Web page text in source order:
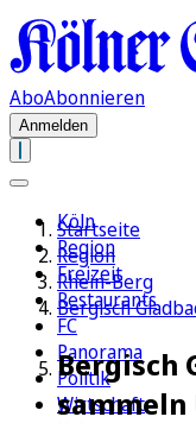
AboAbonnieren
Anmelden
Köln
Region
Freizeit
Restaurants
FC
Panorama
Politik
Wirtschaft
Startseite
Region
Rhein-Berg
Bergisch
Bergisch